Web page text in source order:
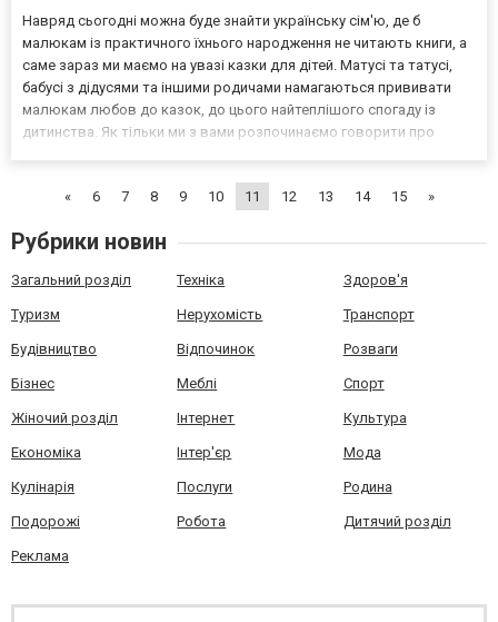
Навряд сьогодні можна буде знайти українську сім'ю, де б
малюкам із практичного їхнього народження не читають книги, а
саме зараз ми маємо на увазі казки для дітей. Матусі та татусі,
бабусі з дідусями та іншими родичами намагаються прививати
малюкам любов до казок, до цього найтеплішого спогаду із
дитинства. Як тільки ми з вами розпочинаємо говорити про
«
6 7 8 9 10 11 12 13 14 15 »
Рубрики новин
Загальний розділ Техніка Здоров'я
Туризм Нерухомість Транспорт
Будівництво Відпочинок Розваги
Бізнес Меблі Спорт
Жіночий розділ Інтернет Культура
Економіка Інтер'єр Мода
Кулінарія Послуги Родина
Подорожі Робота Дитячий розділ
Реклама